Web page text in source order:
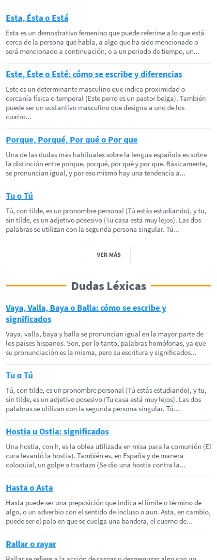
Esta, Ésta o Está
Esta es un demostrativo femenino que puede referirse a lo que está
cerca de la persona que habla, a algo que ha sido mencionado o
será mencionado a continuación, o a un periodo de tiempo, un...
Este, Éste o Esté: cómo se escribe y diferencias
Este es un determinante masculino que indica proximidad o
cercanía física o temporal (Este perro es un pastor belga). También
puede ser un sustantivo masculino que designa a uno de los
cuatro...
Porque, Porqué, Por qué o Por que
Una de las dudas más habituales sobre la lengua española es sobre
la distinción entre porque, porqué, por qué y por que. Básicamente,
se pronuncian igual, y por eso mismo hay una tendencia a...
Tu o Tú
Tú, con tilde, es un pronombre personal (Tú estás estudiando), y tu,
sin tilde, es un adjetivo posesivo (Tu casa está muy lejos). Las dos
palabras se utilizan con la segunda persona singular. Tú...
VER MÁS
Dudas Léxicas
Vaya, Valla, Baya o Balla: cómo se escribe y
significados
Vaya, valla, baya y balla se pronuncian igual en la mayor parte de
los países hispanos. Son, por lo tanto, palabras homófonas, ya que
su pronunciación es la misma, pero su escritura y significados...
Tu o Tú
Tú, con tilde, es un pronombre personal (Tú estás estudiando), y tu,
sin tilde, es un adjetivo posesivo (Tu casa está muy lejos). Las dos
palabras se utilizan con la segunda persona singular. Tú...
Hostia u Ostia: significados
Una hostia, con h, es la oblea utilizada en misa para la comunión (El
cura levantó la hostia). También es, en España y de manera
coloquial, un golpe o trastazo (Se dio una hostia contra la...
Hasta o Asta
Hasta puede ser una preposición que indica el límite o término de
algo, o un adverbio con el sentido de incluso o aun. Asta, en cambio,
puede ser el palo en que se cuelga una bandera, el cuerno de...
Rallar o rayar